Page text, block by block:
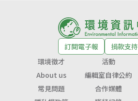
訂閱電子報
捐款支持
環境徵才
活動
About us
編輯室自律公約
常見問題
合作媒體